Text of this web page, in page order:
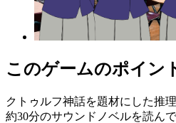
このゲームのポイン
クトゥルフ神話を題材にした推
約30分のサウンドノベルを読ん